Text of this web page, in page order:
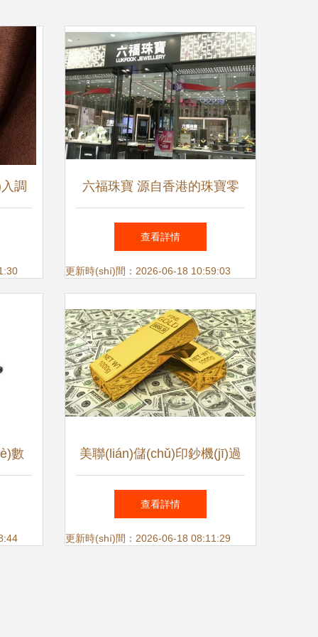
調 六福珠寶 源自香港的珠寶零
售巨擘
查看詳情
更新時(shí)間：2026-06-18 10:59:03
數
零
美聯(lián)儲(chǔ)印鈔機(jī)過
熱 金價(jià)飆升背后，美元信
用危機(jī)與珠寶零售新局
查看詳情
更新時(shí)間：2026-06-18 08:11:29